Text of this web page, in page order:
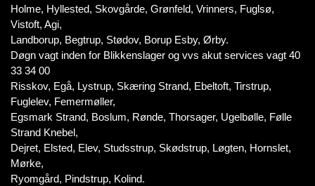
Holme, Hyllested, Skovgårde, Grønfeld, Vrinners, Fuglsø,
Vistoft, Agi,
Landborup, Begtrup, Stødov, Borup Esby, Ørby.
Døgn vagt inden for Blikkenslager og vvs akut services vagt 40
33 34 00
Risskov, Egå, Lystrup, Skæring Strand, Ebeltoft, Tirstrup,
Fuglelev, Femermøller,
Egsmark Strand, Boslum, Rønde, Thorsager, Ugelbølle, Følle
Strand Knebel,
Dejret, Elsted, Elev, Studsstrup, Skødstrup, Løgten, Hornslet,
Mørke,
Ryomgård, Pindstrup, Kolind.